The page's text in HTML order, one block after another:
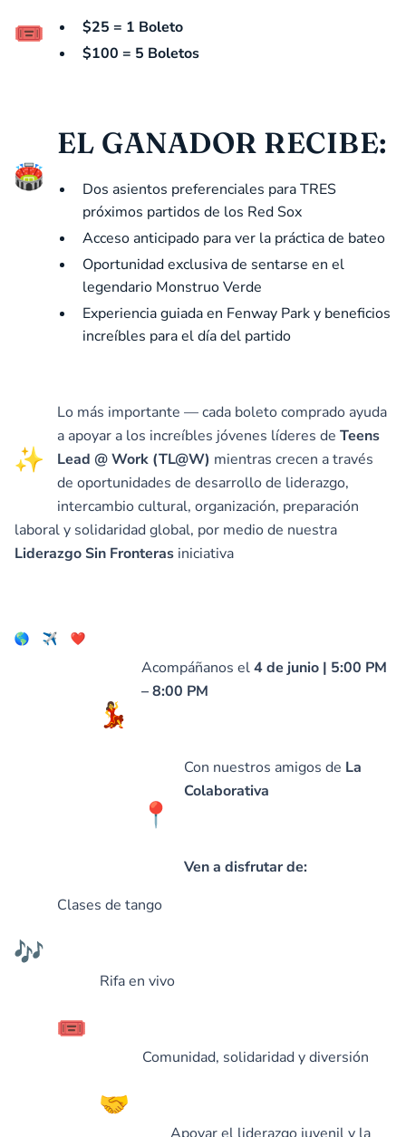
$25 = 1 Boleto
$100 = 5 Boletos
EL GANADOR RECIBE:
Dos asientos preferenciales para TRES
próximos partidos de los Red Sox
Acceso anticipado para ver la práctica de bateo
Oportunidad exclusiva de sentarse en el
legendario Monstruo Verde
Experiencia guiada en Fenway Park y beneficios
increíbles para el día del partido
Lo más importante — cada boleto comprado ayuda
a apoyar a los increíbles jóvenes líderes de Teens
Lead @ Work (TL@W) mientras crecen a través
de oportunidades de desarrollo de liderazgo,
intercambio cultural, organización, preparación
laboral y solidaridad global, por medio de nuestra
Liderazgo Sin Fronteras iniciativa
Acompáñanos el4 de junio | 5:00 PM
– 8:00 PM
Con nuestros amigos de La
Colaborativa
Ven a disfrutar de:
Clases de tango
Rifa en vivo
Comunidad, solidaridad y diversión